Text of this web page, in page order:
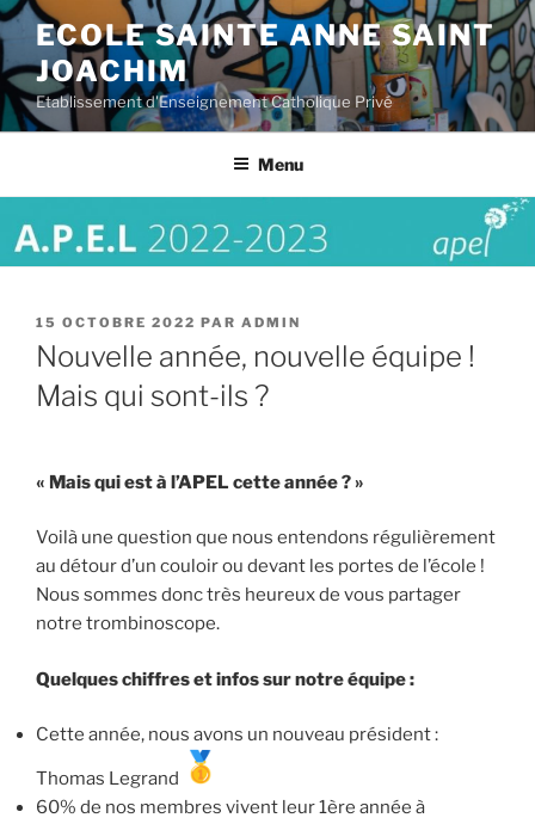
Aller
au
contenu
principal
ECOLE SAINTE ANNE SAINT
JOACHIM
Etablissement d'Enseignement Catholique Privé
Menu
PUBLIÉ
LE
15 OCTOBRE 2022 PAR ADMIN
Nouvelle année, nouvelle équipe !
Mais qui sont-ils ?
« Mais qui est à l’APEL cette année ? »
Voilà une question que nous entendons régulièrement
au détour d’un couloir ou devant les portes de l’école !
Nous sommes donc très heureux de vous partager
notre trombinoscope.
Quelques chiffres et infos sur notre équipe :
Cette année, nous avons un nouveau président :
Thomas Legrand
60% de nos membres vivent leur 1ère année à